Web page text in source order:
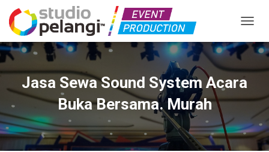
Jasa Sewa Sound System Acara
Buka Bersama. Murah